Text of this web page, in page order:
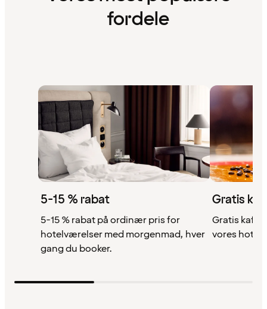
fordele
5-15 % rabat
5-15 % rabat på ordinær pris for
hotelværelser med morgenmad, hver
gang du booker.
Gratis
Gratis
vores